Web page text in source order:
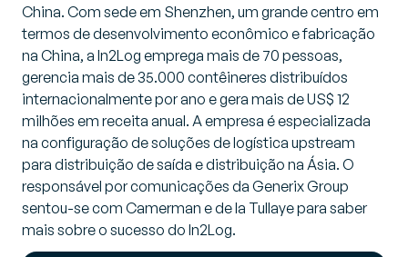
China. Com sede em Shenzhen, um grande centro em
termos de desenvolvimento econômico e fabricação
na China, a In2Log emprega mais de 70 pessoas,
gerencia mais de 35.000 contêineres distribuídos
internacionalmente por ano e gera mais de US$ 12
milhões em receita anual. A empresa é especializada
na configuração de soluções de logística upstream
para distribuição de saída e distribuição na Ásia. O
responsável por comunicações da Generix Group
sentou-se com Camerman e de la Tullaye para saber
mais sobre o sucesso do In2Log.